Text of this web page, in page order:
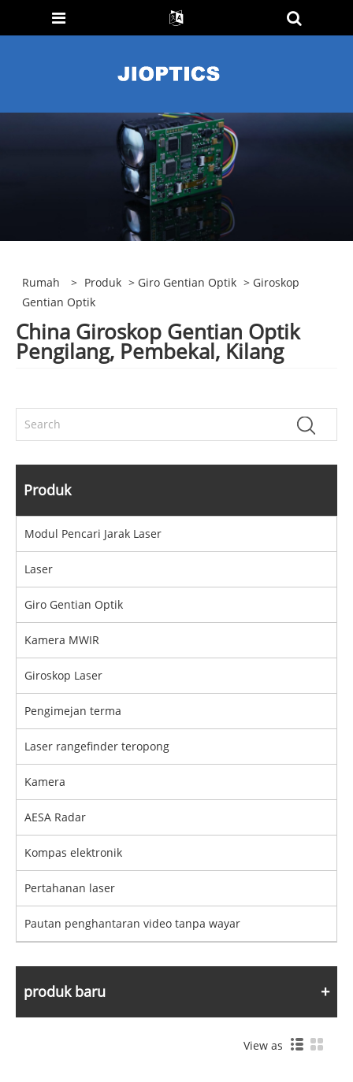
Rumah > Produk > Giro Gentian Optik > Giroskop
Gentian Optik
China Giroskop Gentian Optik
Pengilang, Pembekal, Kilang
Produk
Modul Pencari Jarak Laser
Laser
Giro Gentian Optik
Kamera MWIR
Giroskop Laser
Pengimejan terma
Laser rangefinder teropong
Kamera
AESA Radar
Kompas elektronik
Pertahanan laser
Pautan penghantaran video tanpa wayar
produk baru
View as